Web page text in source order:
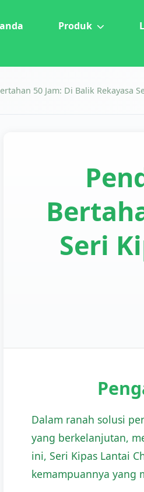
Produk
50 Jam: Di Balik Rekayasa
Seri
Dalam ranah solusi
yang berkelanjutan,
ini, Seri Kipas Lantai
kemampuannya yang